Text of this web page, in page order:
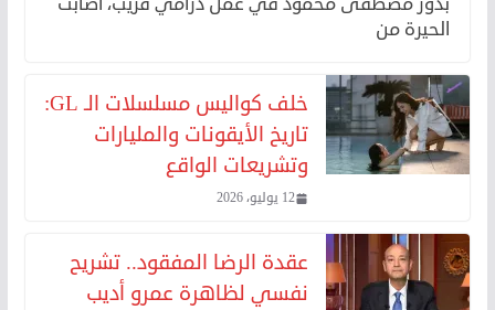
الحيرة من
خلف كواليس مسلسلات الـ GL:
تاريخ الأيقونات والمليارات
وتشريعات الواقع
12 يوليو، 2026
عقدة الرضا المفقود.. تشريح
نفسي لظاهرة عمرو أديب